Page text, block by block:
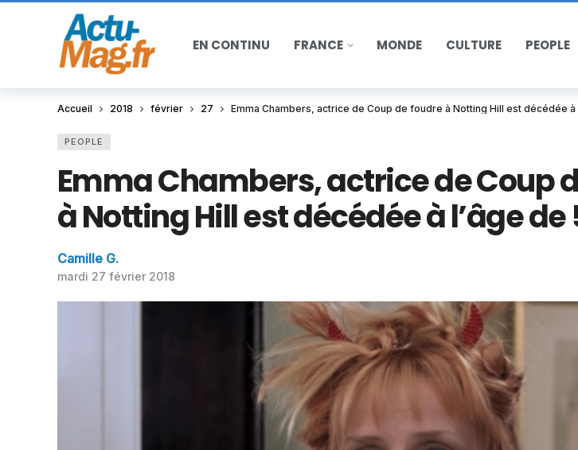
EN CONTINU FRANCE MONDE CULTURE PEOPLE
Accueil 2018 février 27 Emma Chambers, actrice de Coup de foudre à Notting Hill est décédée à
PEOPLE
Emma Chambers, actrice de Coup
à Notting Hill est décédée à l’âge de
Camille G.
mardi 27 février 2018